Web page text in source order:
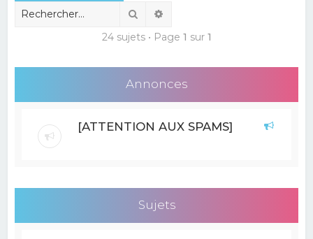
Rechercher
24 sujets • Page 1 sur 1
Annonces
[ATTENTION AUX SPAMS]
Sujets